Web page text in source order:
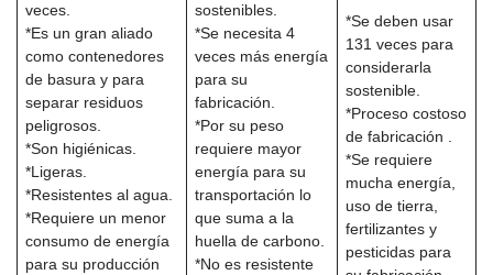
veces.
*Es un gran aliado
como contenedores
de basura y para
separar residuos
peligrosos.
*Son higiénicas.
*Ligeras.
*Resistentes al agua.
*Requiere un menor
consumo de energía
para su producción
sostenibles.
*Se necesita 4
veces más energía
para su
fabricación.
*Por su peso
requiere mayor
energía para su
transportación lo
que suma a la
huella de carbono.
*No es resistente
*Se deben usar
131 veces para
considerarla
sostenible.
*Proceso costoso
de fabricación .
*Se requiere
mucha energía,
uso de tierra,
fertilizantes y
pesticidas para